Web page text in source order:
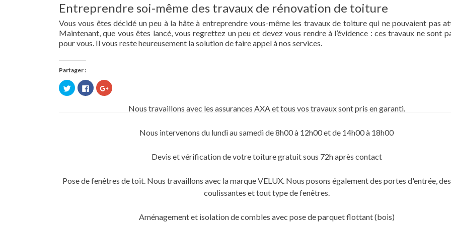
Entreprendre soi-même des travaux de rénovation de toiture
Vous vous êtes décidé un peu à la hâte à entreprendre vous-même les travaux de toiture qui ne pouvaient pas
Maintenant, que vous êtes lancé, vous regrettez un peu et devez vous rendre à l’évidence : ces travaux ne sont
pour vous. Il vous reste heureusement la solution de faire appel à nos services.
Partager :
Cliquez
pour
partager
Cliquez
pour
partager
Facebook(ouvre
Cliquez
pour
Google+Nous travaillons avec les assurances AXA et tous vos travaux sont pris en garanti.
Nous intervenons du lundi au samedi de 8h00 à 12h00 et de 14h00 à 18h00
Devis et vérification de votre toiture gratuit sous 72h après contact
Pose de fenêtres de toit. Nous travaillons avec la marque VELUX. Nous posons également des portes d'entrée,
coulissantes et tout type de fenêtres.
Aménagement et isolation de combles avec pose de parquet flottant (bois)